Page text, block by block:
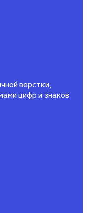
верстки,
цифр и знаков